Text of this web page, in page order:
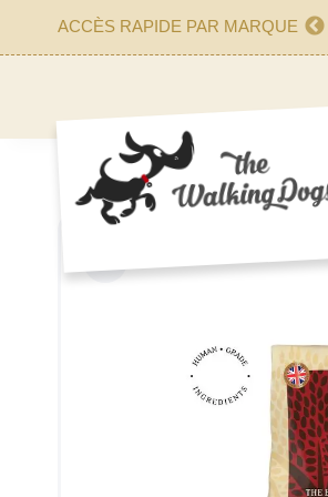
ACCÈS RAPIDE PAR MARQUE